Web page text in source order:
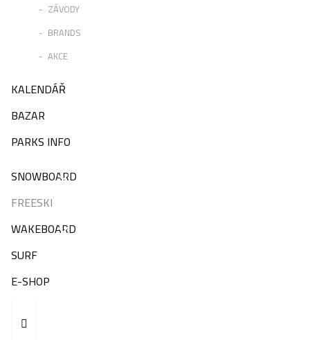
ZÁVODY
BRANDS
AKCE
KALENDÁŘ
BAZAR
PARKS INFO
SNOWBOARD
FREESKI
WAKEBOARD
SURF
E-SHOP